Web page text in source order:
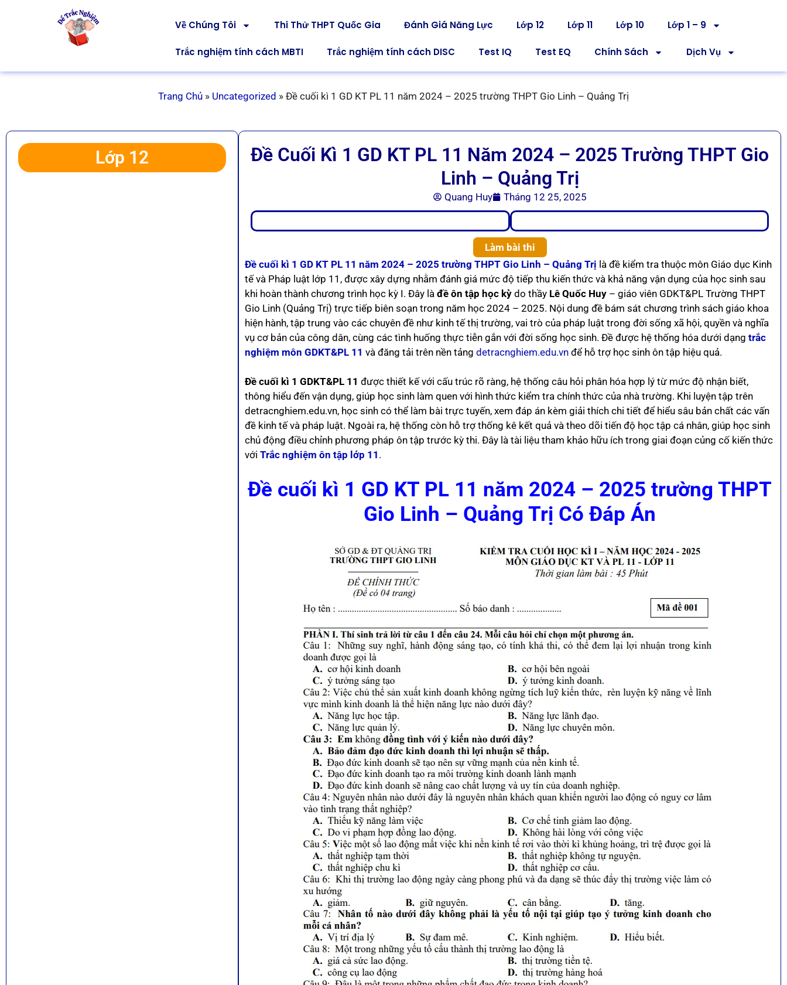
Về Chúng Tôi Thi Thử THPT Quốc Gia Đánh Giá Năng Lực Lớp 12 Lớp 11 Lớp 10 Lớp 1 – 9
Trắc nghiệm tính cách MBTI Trắc nghiệm tính cách DISC Test IQ Test EQ Chính Sách Dịch Vụ
Trang Chủ » Uncategorized » Đề cuối kì 1 GD KT PL 11 năm 2024 – 2025 trường THPT Gio Linh – Quảng Trị
Lớp 12
Đề Cuối Kì 1 GD KT PL 11 Năm 2024 – 2025 Trường THPT Gio
Linh – Quảng Trị
Quang Huy Tháng 12 25, 2025
Làm bài thi
Đề cuối kì 1 GD KT PL 11 năm 2024 – 2025 trường THPT Gio Linh – Quảng Trị là đề kiểm tra thuộc môn Giáo dục Kinh
tế và Pháp luật lớp 11, được xây dựng nhằm đánh giá mức độ tiếp thu kiến thức và khả năng vận dụng của học sinh sau
khi hoàn thành chương trình học kỳ I. Đây làđề ôn tập học kỳ do thầy Lê Quốc Huy – giáo viên GDKT&PL Trường THPT
Gio Linh (Quảng Trị) trực tiếp biên soạn trong năm học 2024 – 2025. Nội dung đề bám sát chương trình sách giáo khoa
hiện hành, tập trung vào các chuyên đề như kinh tế thị trường, vai trò của pháp luật trong đời sống xã hội, quyền và nghĩa
vụ cơ bản của công dân, cùng các tình huống thực tiễn gắn với đời sống học sinh. Đề được hệ thống hóa dưới dạngtrắc
nghiệm môn GDKT&PL 11 và đăng tải trên nền tảngdetracnghiem.edu.vn để hỗ trợ học sinh ôn tập hiệu quả.
Đề cuối kì 1 GDKT&PL 11 được thiết kế với cấu trúc rõ ràng, hệ thống câu hỏi phân hóa hợp lý từ mức độ nhận biết,
thông hiểu đến vận dụng, giúp học sinh làm quen với hình thức kiểm tra chính thức của nhà trường. Khi luyện tập trên
detracnghiem.edu.vn, học sinh có thể làm bài trực tuyến, xem đáp án kèm giải thích chi tiết để hiểu sâu bản chất các vấn
đề kinh tế và pháp luật. Ngoài ra, hệ thống còn hỗ trợ thống kê kết quả và theo dõi tiến độ học tập cá nhân, giúp học sinh
chủ động điều chỉnh phương pháp ôn tập trước kỳ thi. Đây là tài liệu tham khảo hữu ích trong giai đoạn củng cố kiến thức
vớiTrắc nghiệm ôn tập lớp 11 .
Đề cuối kì 1 GD KT PL 11 năm 2024 – 2025 trường THPT
Gio Linh – Quảng Trị Có Đáp Án